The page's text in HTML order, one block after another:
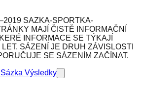
SAZKA-SPORTKA-
MAJÍ ČISTĚ INFORMAČNÍ
INFORMACE SE TÝKAJÍ
SÁZENÍ JE DRUH ZÁVISLOSTI
SE SÁZENÍM ZAČÍNAT.
Výsledky